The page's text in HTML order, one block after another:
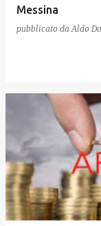
Messina
pubblicato da Aldo